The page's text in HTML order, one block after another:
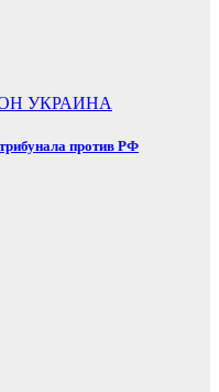
УКРАИНА
против РФ